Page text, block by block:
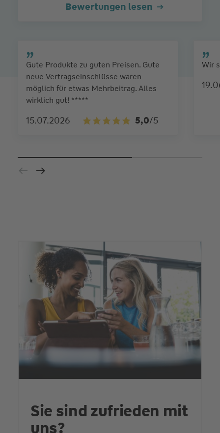
Bewertungen lesen
Gute Produkte zu guten Preisen. Gute
neue Vertragseinschlüsse waren
möglich für etwas Mehrbeitrag. Alles
wirklich gut! *****
15.07.2026 5,0/5
Wir
Sie sind zufrieden mit
uns?